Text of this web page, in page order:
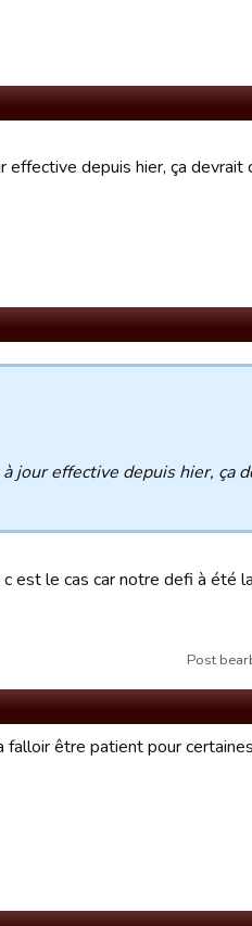
depuis hier, ça devrait
jour effective depuis hier, ça
est le cas car notre defi à été
Post
falloir être patient pour